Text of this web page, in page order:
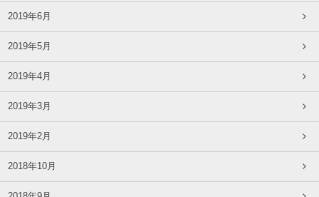
2019年6月
2019年5月
2019年4月
2019年3月
2019年2月
2018年10月